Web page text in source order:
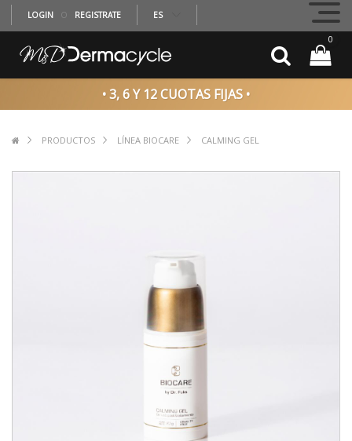
LOGIN O REGISTRATE ES
0
• 3, 6 Y 12 CUOTAS FIJAS •
PRODUCTOS LÍNEA BIOCARE CALMING GEL